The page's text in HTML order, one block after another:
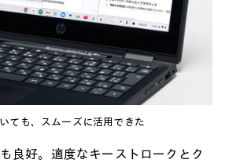
ても、スムーズに活用できた
良好。適度なキーストロークとク